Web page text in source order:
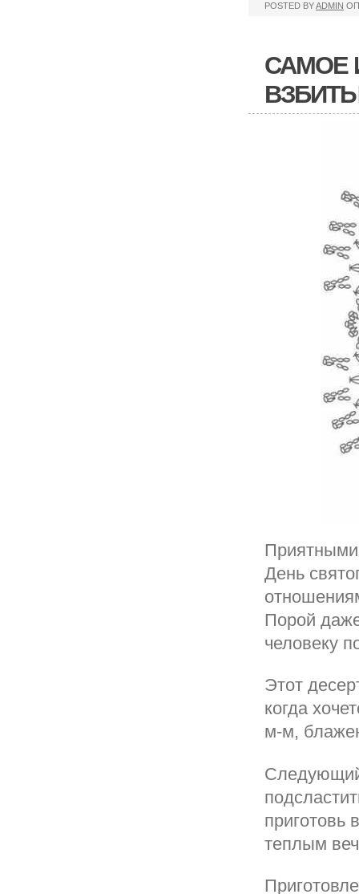
POSTED BYADMIN
САМОЕ
День
Порой
человеку
Этот
когда
м-м,
Следующий
приготовь
теплым